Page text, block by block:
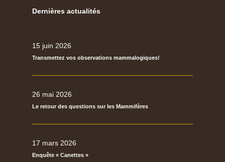
Dernières actualités
15 juin 2026
Transmettez vos observations mammalogiques!
26 mai 2026
Le retour des questions sur les Mammifères
17 mars 2026
Enquête « Canettes »